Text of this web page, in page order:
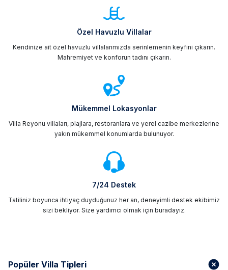
Özel Havuzlu Villalar
Kendinize ait özel havuzlu villalarımızda serinlemenin keyfini çıkarın.
Mahremiyet ve konforun tadını çıkarın.
Mükemmel Lokasyonlar
Villa Reyonu villaları, plajlara, restoranlara ve yerel cazibe merkezlerine
yakın mükemmel konumlarda bulunuyor.
7/24 Destek
Tatiliniz boyunca ihtiyaç duyduğunuz her an, deneyimli destek ekibimiz
sizi bekliyor. Size yardımcı olmak için buradayız.
Popüler Villa Tipleri